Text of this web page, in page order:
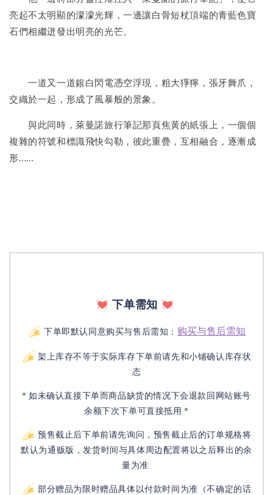
亮起不太明顯的濛濛光輝，一邊讓白骨短杖頂端的青藍色寶
石們相繼迸發出明亮的光芒。
一道又一道銀白閃電憑空浮現，粗大猙獰，張牙舞爪，
交織於一起，形成了風暴般的景象。
與此同時，萊曼諾旅行筆記那頁焦黃的紙張上，一個個
複雜的符號和標識飛快勾勒，彼此重疊，互相融合，逐漸成
形……
下单需知
下单即默认同意购买与售后需知： 购买与售后需知
架上库存不等于实际库存下单前请先和小铺确认库存状
态
* 如未确认直接下单而商品缺货的情况下会退款回网站账号
余额下次下单可直接抵用 *
预售截止后下单前请先询问，预售截止后的订单规格将
默认为通贩版，发货时间与具体周边配置将以之后释出的余
量为准
部分赠品为限时赠品具体以付款时间为准（不确定的话